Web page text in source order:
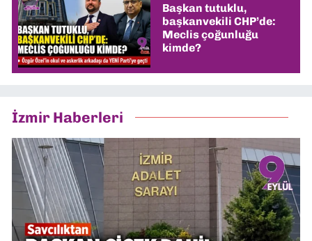
Başkan tutuklu,
başkanvekili CHP’de:
Meclis çoğunluğu
kimde?
İzmir Haberleri